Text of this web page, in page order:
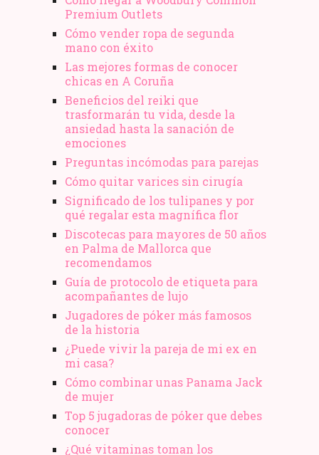
Premium Outlets
Cómo vender ropa de segunda
mano​ con éxito
Las mejores formas de conocer
chicas en A Coruña
Beneficios del reiki que
trasformarán tu vida, desde la
ansiedad hasta la sanación de
emociones
Preguntas incómodas para parejas
Cómo quitar varices sin cirugía
Significado de los tulipanes y por
qué regalar esta magnífica flor
Discotecas para mayores de 50 años
en Palma de Mallorca que
recomendamos
Guía de protocolo de etiqueta para
acompañantes de lujo
Jugadores de póker más famosos
de la historia
¿Puede vivir la pareja de mi ex en
mi casa?
Cómo combinar unas Panama Jack
de mujer
Top 5 jugadoras de póker que debes
conocer
¿Qué vitaminas toman los